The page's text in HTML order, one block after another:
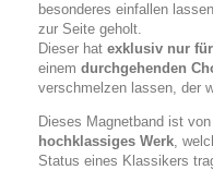
besonderes einfallen
zur Seite geholt.
Dieser hat exklusiv nur
einem durchgehenden
verschmelzen lassen, der
Dieses Magnetband ist
hochklassiges Werk,
Status eines Klassikers